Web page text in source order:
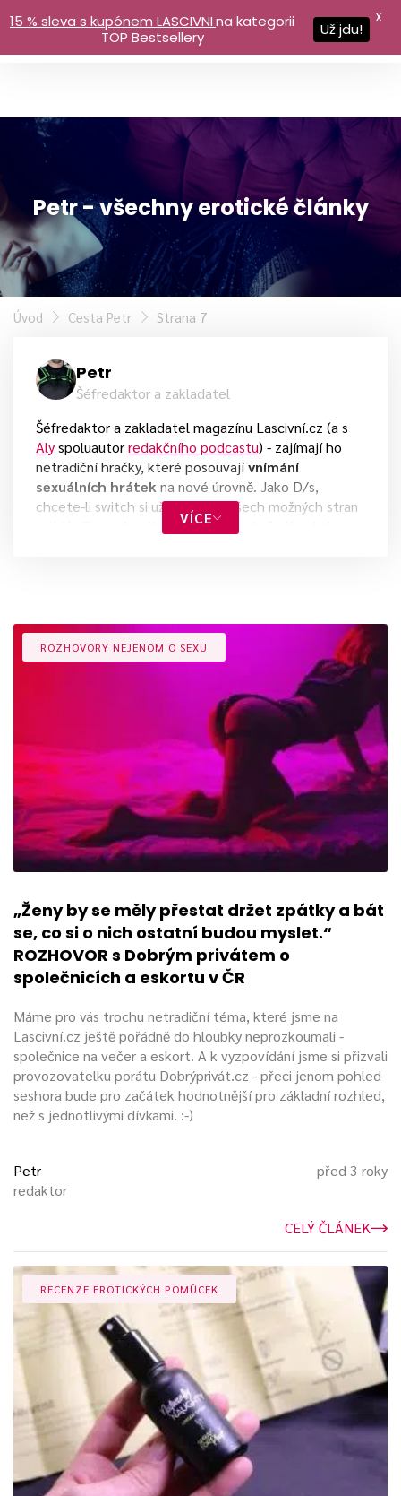
Petr - všechny erotické články
Úvod Cesta Petr Strana 7
Petr
Šéfredaktor a zakladatel
Šéfredaktor a zakladatel magazínu Lascivní.cz (a s
Alyspoluautorredakčního podcastu) - zajímají ho
netradiční hračky, které posouvajívnímání
sexuálních hrátek na nové úrovně. Jako D/s,
chcete-li switch si užívá sex ze všech možných stran
zbavit sexualitu zbytečného tabu
Dotazníkový medailonek:
První hračka:Tenga Egg
Fleshlight
Rocks Off Rude Boy,JoyDivision
Neoblíbené hračky:
Wartenbergovo kolečko,
elektrosex
Nejlepší orgasmus:
Při olejové sexuální
masáži.
Zaměření:Hetero,Bi-curious
Co preferuji za praktiky:Orální sexa
handjob.
Představení našeho podcastu:
VÍCE
ROZHOVORY NEJENOM O SEXU
„Ženy by se měly přestat držet zpátky a bát
se, co si o nich ostatní budou myslet.“
ROZHOVOR s Dobrým privátem o
společnicích a eskortu v ČR
Máme pro vás trochu netradiční téma, které jsme na
Lascivní.cz ještě pořádně do hloubky neprozkoumali -
společnice na večer a eskort. A k vyzpovídání jsme si přizvali
provozovatelku porátu Dobrýprivát.cz - přeci jenom pohled
seshora bude pro začátek hodnotnější pro základní rozhled,
než s jednotlivými dívkami. :-)
Petr
redaktor
před 3 roky
CELÝ ČLÁNEK
RECENZE EROTICKÝCH POMŮCEK
15 % sleva s kupónem LASCIVNIna kategorii
TOP Bestsellery
Už jdu!
X